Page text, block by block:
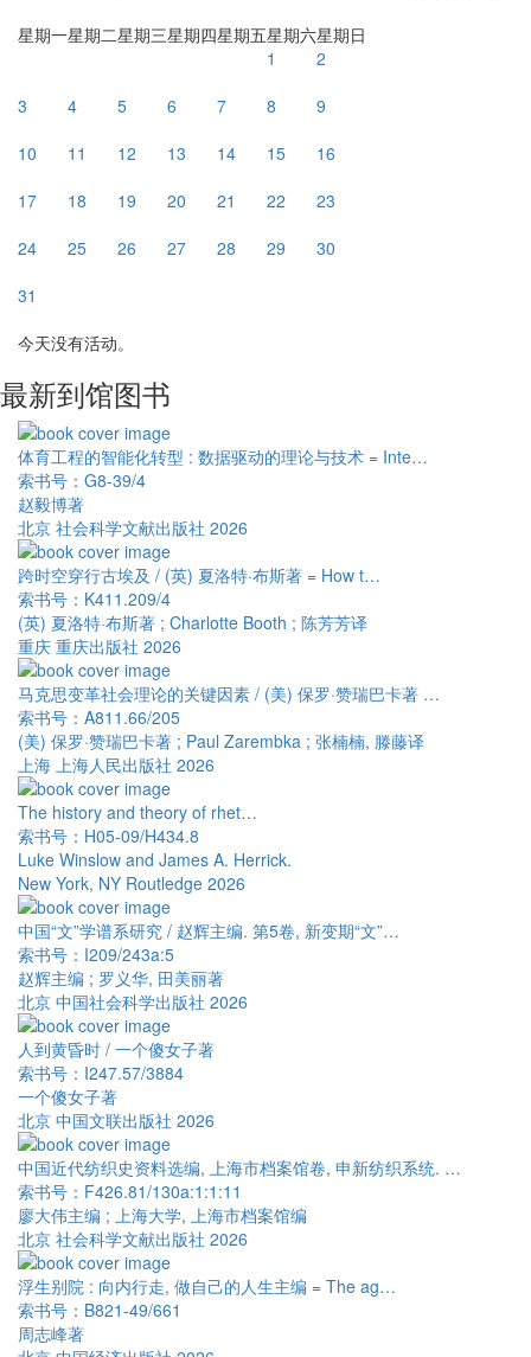
星期一星期二星期三星期四星期五星期六星期日
1
2
3
4 5 6 7 8
9
10
11 12 13 14 15
16
17
18 19 20 21 22
23
24
25 26 27 28 29
30
31
今天没有活动。
最新到馆图书
体育工程的智能化转型 : 数据驱动的理论与技术 = Inte…
索书号：G8-39/4
赵毅博著
北京 社会科学文献出版社 2026
跨时空穿行古埃及 / (英) 夏洛特·布斯著 = How t…
索书号：K411.209/4
(英) 夏洛特·布斯著 ; Charlotte Booth ; 陈芳芳译
重庆 重庆出版社 2026
马克思变革社会理论的关键因素 / (美) 保罗·赞瑞巴卡著 …
索书号：A811.66/205
(美) 保罗·赞瑞巴卡著 ; Paul Zarembka ; 张楠楠, 滕藤译
上海 上海人民出版社 2026
The history and theory of rhet…
索书号：H05-09/H434.8
Luke Winslow and James A. Herrick.
New York, NY Routledge 2026
中国“文”学谱系研究 / 赵辉主编. 第5卷, 新变期“文”…
索书号：I209/243a:5
赵辉主编 ; 罗义华, 田美丽著
北京 中国社会科学出版社 2026
人到黄昏时 / 一个傻女子著
索书号：I247.57/3884
一个傻女子著
北京 中国文联出版社 2026
中国近代纺织史资料选编, 上海市档案馆卷, 申新纺织系统. …
索书号：F426.81/130a:1:1:11
廖大伟主编 ; 上海大学, 上海市档案馆编
北京 社会科学文献出版社 2026
浮生别院 : 向内行走, 做自己的人生主编 = The ag…
索书号：B821-49/661
周志峰著